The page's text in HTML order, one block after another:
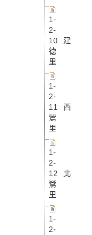
1-
2-
10 建
德
里
1-
2-
11 西
鶯
里
1-
2-
12 北
鶯
里
1-
2-